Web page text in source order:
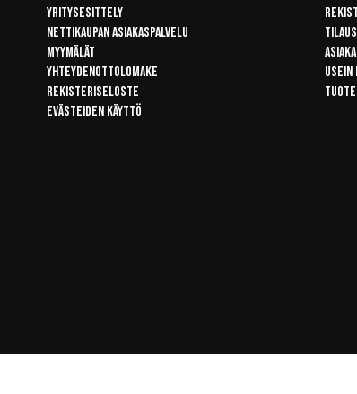
Yritysesittely
Nettikaupan asiakaspalvelu
Myymälät
Yhteydenottolomake
Rekisteriseloste
Evästeiden käyttö